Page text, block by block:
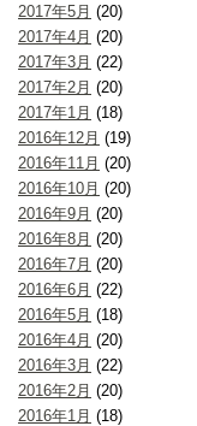
2017年5月 (20)
2017年4月 (20)
2017年3月 (22)
2017年2月 (20)
2017年1月 (18)
2016年12月 (19)
2016年11月 (20)
2016年10月 (20)
2016年9月 (20)
2016年8月 (20)
2016年7月 (20)
2016年6月 (22)
2016年5月 (18)
2016年4月 (20)
2016年3月 (22)
2016年2月 (20)
2016年1月 (18)